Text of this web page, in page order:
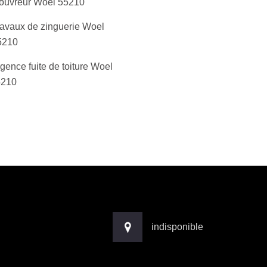
Woel 55210
de zinguerie Woel
fuite de toiture Woel
indisponible